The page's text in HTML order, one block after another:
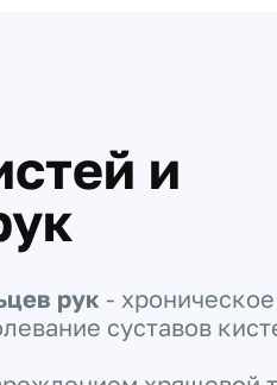
и
рук - хроническое
суставов